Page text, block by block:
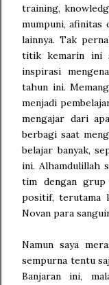
training,
mumpuni, afinitas
lainnya. Tak
titik kemarin ini
inspirasi
tahun ini.
menjadi
mengajar dari
berbagi saat
belajar banyak,
ini. Alhamdulillah
tim dengan grup
positif, terutama
Novan para
Namun saya
sempurna tentu
Banjaran ini,